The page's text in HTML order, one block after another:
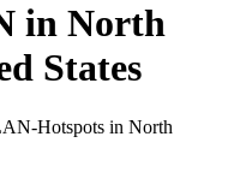
in North
States
Hotspots in North